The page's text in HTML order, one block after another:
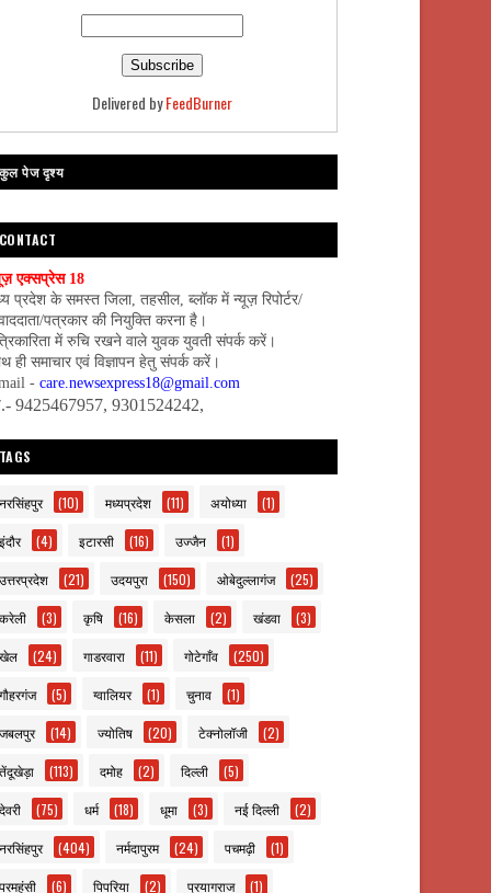
Delivered byFeedBurner
पेज दृश्य
CONTACT
एक्सप्रेस 18
प्रदेश के समस्त जिला, तहसील, ब्लॉक में न्यूज़ रिपोर्टर/
पत्रकार की नियुक्ति करना है।
में रुचि रखने वाले युवक युवती संपर्क करें।
ही समाचार एवं विज्ञापन हेतु संपर्क करें।
- care.newsexpress18@gmail.com
9425467957, 9301524242,
TAGS
नरसिंहपुर (10) मध्यप्रदेश (11) अयोध्या (1)
इंदौर (4) इटारसी (16) उज्जैन (1)
उत्तरप्रदेश (21) उदयपुरा (150) ओबेदुल्लागंज (25)
करेली (3) कृषि (16) केसला (2) खंडवा (3)
खेल (24) गाडरवारा (11) गोटेगाँव (250)
गौहरगंज (5) ग्वालियर (1) चुनाव (1)
जबलपुर (14) ज्योतिष (20) टेक्नोलॉजी (2)
तेंदूखेड़ा (113) दमोह (2) दिल्ली (5)
देवरी (75) धर्म (18) धूमा (3) नई दिल्ली (2)
नरसिंहपुर (404) नर्मदापुरम (24) पचमढ़ी (1)
परमहंसी (6) पिपरिया (2) प्रयागराज (1)